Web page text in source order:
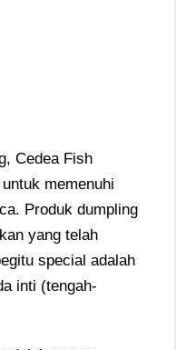
Cedea Fish
memenuhi
Produk dumpling
yang telah
special adalah
inti (tengah-